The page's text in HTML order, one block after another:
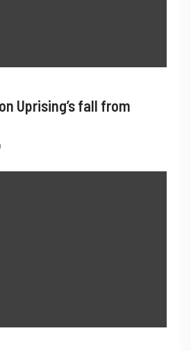
Uprising’s fall from